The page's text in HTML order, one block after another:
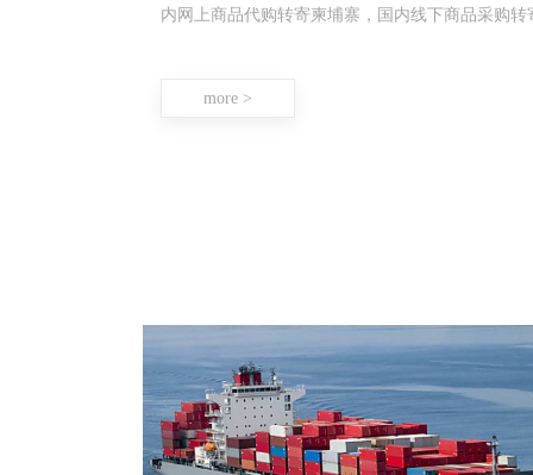
内网上商品代购转寄柬埔寨，国内线下商品采购转
more >